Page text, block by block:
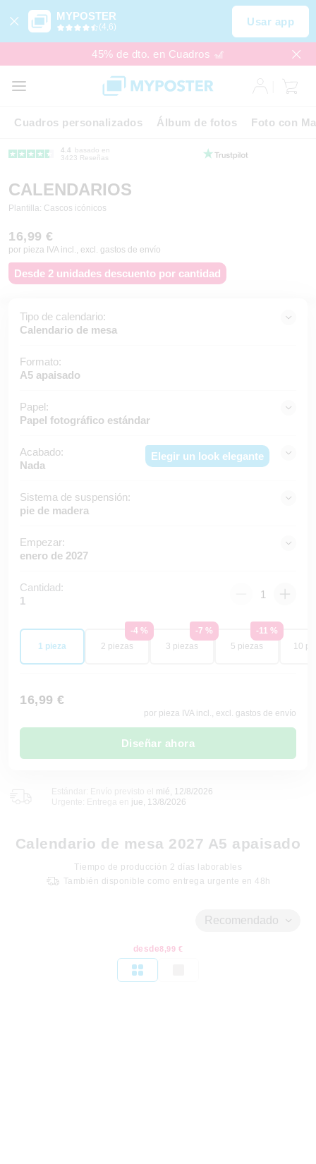
MYPOSTER
(4,6) Usar app
45% de dto. en Cuadros 🎢
Cuadros personalizados Álbum de fotos Foto con
4.4
basado en
3423 Reseñas
CALENDARIOS
Plantilla: Cascos icónicos
16,99 €
por pieza IVA incl., excl. gastos de envío
Desde 2 unidades descuento por cantidad
Tipo de calendario:
Calendario de mesa
Formato:
A5 apaisado
Papel:
Papel fotográfico estándar
Acabado:
Nada
Elegir un look elegante
Sistema de suspensión:
pie de madera
Empezar:
enero de 2027
Cantidad:
1
1 pieza
-4 %
2 piezas
-7 %
3 piezas
-11 %
5 piezas
10
16,99 €
por pieza IVA incl., excl. gastos de envío
Diseñar ahora
mié, 12/8/2026
Urgente: Entrega en
jue, 13/8/2026
Calendario de mesa 2027 A5 apaisado
Tiempo de producción 2 días laborables
También disponible como entrega urgente en 48h
Recomendado
desde8,99 €